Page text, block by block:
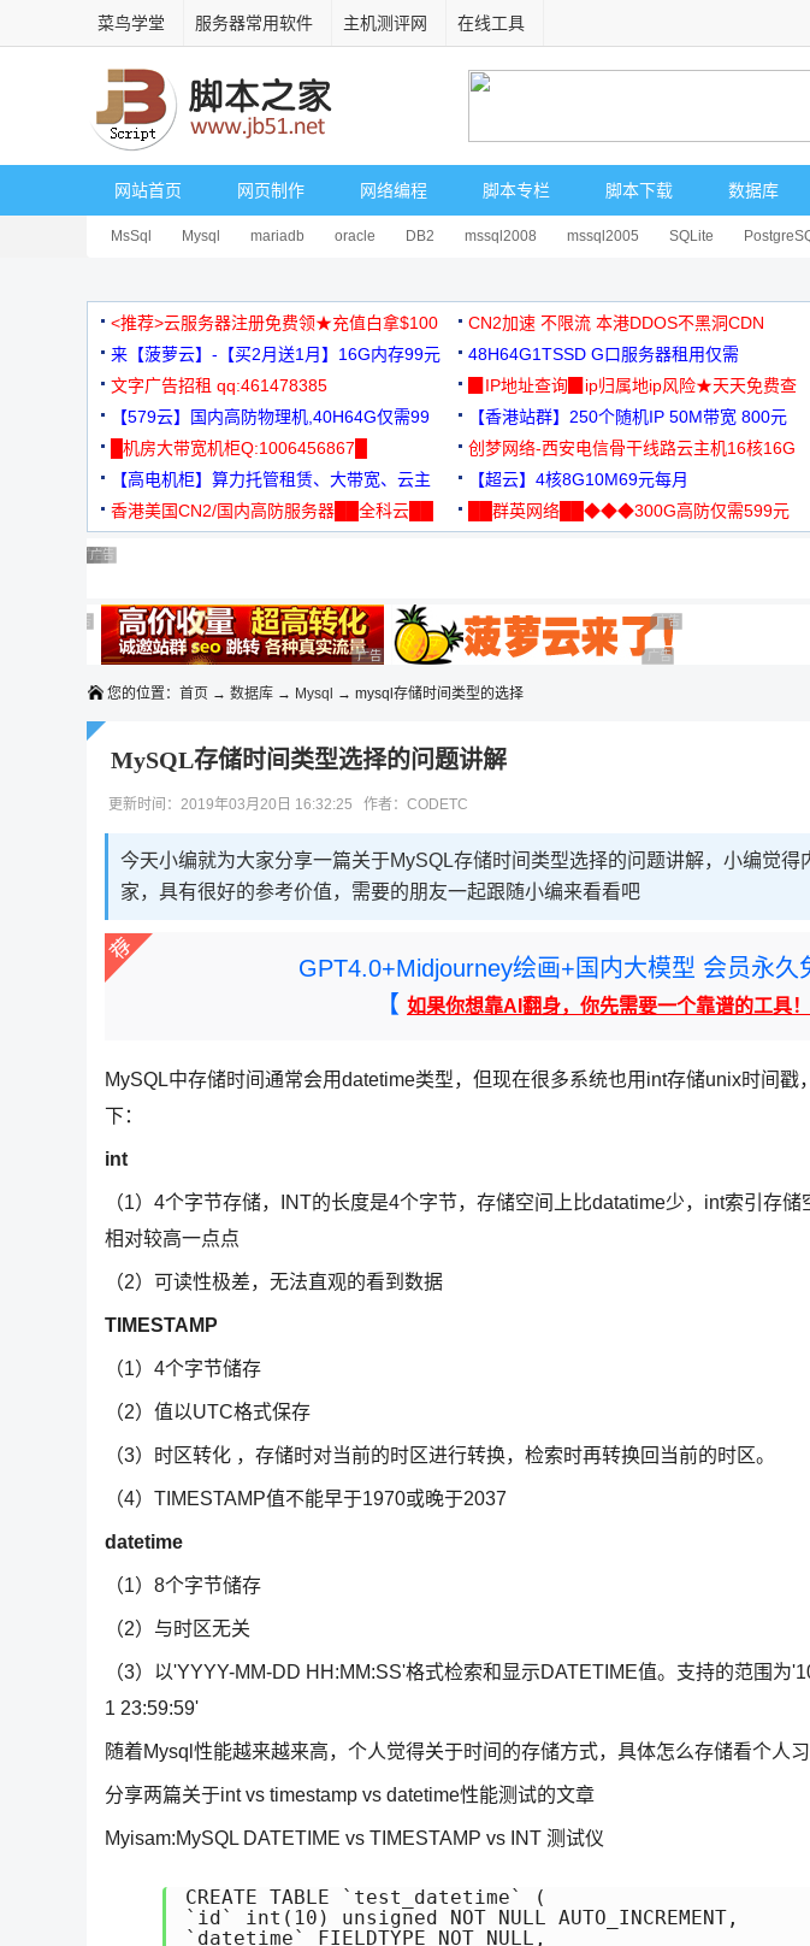
菜鸟学堂 服务器常用软件 主机测评网 在线工具
网站首页 网页制作 网络编程 脚本专栏 脚本下载 数据库
MsSql Mysql mariadb oracle DB2 mssql2008 mssql2005 SQLite
<推荐>云服务器注册免费领★充值白拿$100 CN2加速 不限流 本港DDOS不黑洞CDN
来【菠萝云】-【买2月送1月】16G内存99元
48H64G1TSSD G口服务器租用仅需
3000+可免费测试
文字广告招租 qq:461478385
▉IP地址查询▉ip归属地ip风险★天天免费查
【579云】国内高防物理机,40H64G仅需99
元
【香港站群】250个随机IP 50M带宽 800元
█机房大带宽机柜Q:1006456867█
创梦网络-西安电信骨干线路云主机16核16G
88元/月
【高电机柜】算力托管租赁、大带宽、云主
机
【超云】4核8G10M69元每月
香港美国CN2/国内高防服务器██全科云██
██群英网络██◆◆◆300G高防仅需599元
广告 商业广告，理性选择
广告 商业广告，理性选择
广告 商业广告，理性选择
广告 商业广告，理性选择
广告 商业广告，理性选择
广告 商业广告，理性选择
广告 商业广告，理性选择
广告 商业广告，理性选择 广告 商业广告，理性选择
广告 商业广告，理性选择
您的位置： 首页 → 数据库 → Mysql → mysql存储时间类型的选择
MySQL存储时间类型选择的问题讲解
更新时间：2019年03月20日 16:32:25 作者：CODETC
今天小编就为大家分享一篇关于MySQL存储时间类型选择的问题讲解，小编觉得
家，具有很好的参考价值，需要的朋友一起跟随小编来看看吧
GPT4.0+Midjourney绘画+国内大模型 会员永久
【 如果你想靠AI翻身，你先需要一个靠谱的工具！
MySQL中存储时间通常会用datetime类型，但现在很多系统也用int存储unix时间戳
下：
int
（1）4个字节存储，INT的长度是4个字节，存储空间上比datatime少，int索引存
相对较高一点点
（2）可读性极差，无法直观的看到数据
TIMESTAMP
（1）4个字节储存
（2）值以UTC格式保存
（3）时区转化 ，存储时对当前的时区进行转换，检索时再转换回当前的时区。
（4）TIMESTAMP值不能早于1970或晚于2037
datetime
（1）8个字节储存
（2）与时区无关
（3）以'YYYY-MM-DD HH:MM:SS'格式检索和显示DATETIME值。支持的范围为
1 23:59:59'
随着Mysql性能越来越来高，个人觉得关于时间的存储方式，具体怎么存储看个人
分享两篇关于int vs timestamp vs datetime性能测试的文章
Myisam:MySQL DATETIME vs TIMESTAMP vs INT 测试仪
CREATE TABLE `test_datetime` (
`id` int(10) unsigned NOT NULL AUTO_INCREMENT,
`datetime` FIELDTYPE NOT NULL,